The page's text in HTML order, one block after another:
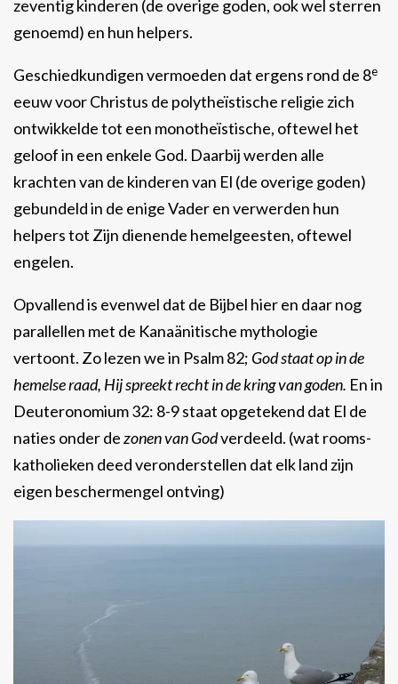
zeventig kinderen (de overige goden, ook wel sterren
genoemd) en hun helpers.
Geschiedkundigen vermoeden dat ergens rond de 8e
eeuw voor Christus de polytheïstische religie zich
ontwikkelde tot een monotheïstische, oftewel het
geloof in een enkele God. Daarbij werden alle
krachten van de kinderen van El (de overige goden)
gebundeld in de enige Vader en verwerden hun
helpers tot Zijn dienende hemelgeesten, oftewel
engelen.
Opvallend is evenwel dat de Bijbel hier en daar nog
parallellen met de Kanaänitische mythologie
vertoont. Zo lezen we in Psalm 82; God staat op in de
hemelse raad, Hij spreekt recht in de kring van goden. En in
Deuteronomium 32: 8-9 staat opgetekend dat El de
naties onder dezonen van Godverdeeld. (wat rooms-
katholieken deed veronderstellen dat elk land zijn
eigen beschermengel ontving)